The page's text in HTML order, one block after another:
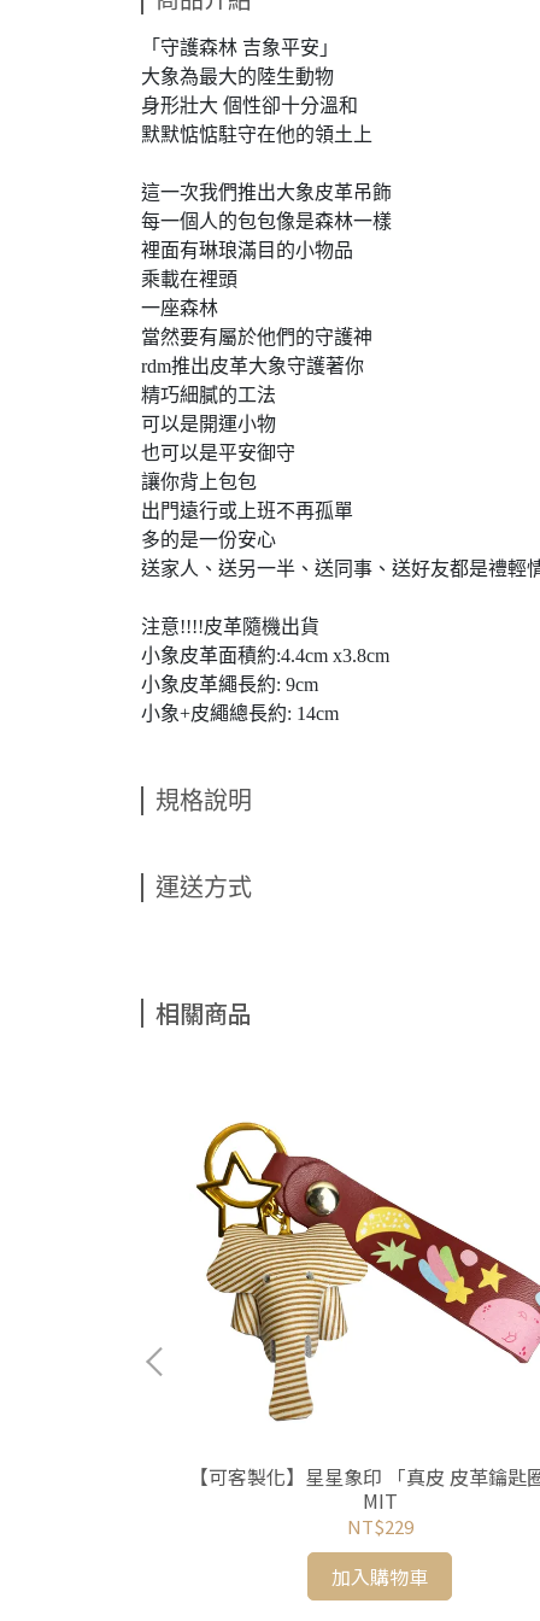
「守護森林 吉象平安」
大象為最大的陸生動物
身形壯大 個性卻十分溫和
默默惦惦駐守在他的領土上
這一次我們推出大象皮革吊飾
每一個人的包包像是森林一樣
裡面有琳琅滿目的小物品
乘載在裡頭
一座森林
當然要有屬於他們的守護神
rdm推出皮革大象守護著你
精巧細膩的工法
可以是開運小物
也可以是平安御守
讓你背上包包
出門遠行或上班不再孤單
多的是一份安心
送家人、送另一半、送同事、送好友都是禮輕
注意!!!!皮革隨機出貨
小象皮革面積約:4.4cm x3.8cm
小象皮革繩長約: 9cm
小象+皮繩總長約: 14cm
規格說明
運送方式
相關商品
【可客製化】星星象印 「真皮 皮革鑰匙圈 」
MIT
NT$229
加入購物車